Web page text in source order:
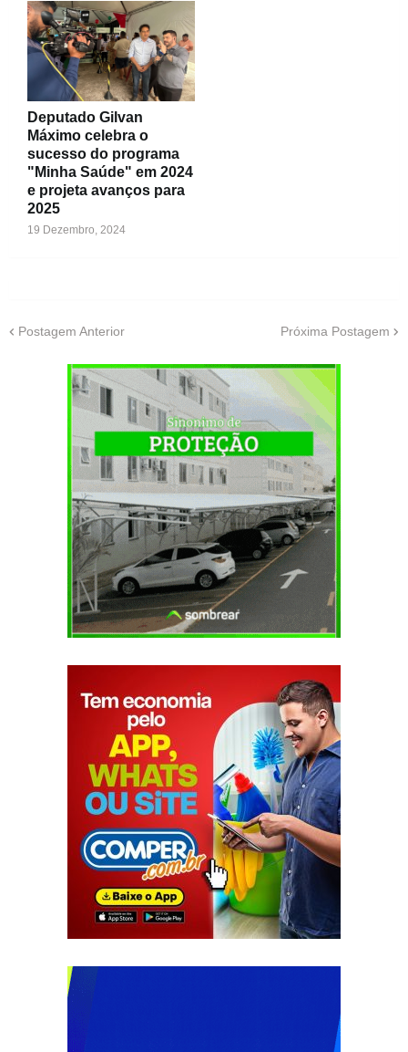
Deputado Gilvan
Máximo celebra o
sucesso do programa
"Minha Saúde" em 2024
e projeta avanços para
2025
19 Dezembro, 2024
Postagem Anterior Próxima Postagem